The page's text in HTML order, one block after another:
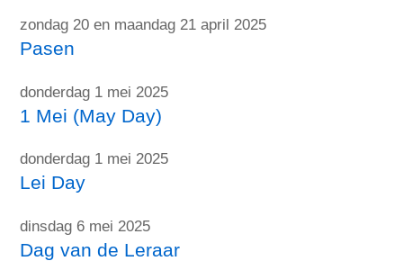
zondag 20 en maandag 21 april 2025
Pasen
donderdag 1 mei 2025
1 Mei (May Day)
donderdag 1 mei 2025
Lei Day
dinsdag 6 mei 2025
Dag van de Leraar